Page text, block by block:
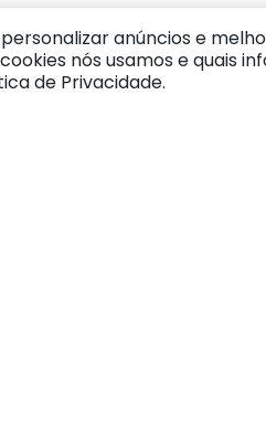
mesma data da compra?
180 dias após a compra.
anúncios e
nós usamos e quais
de Privacidade.